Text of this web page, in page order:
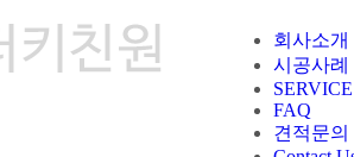
회사소개
시공사례
SERVICE
FAQ
견적문의